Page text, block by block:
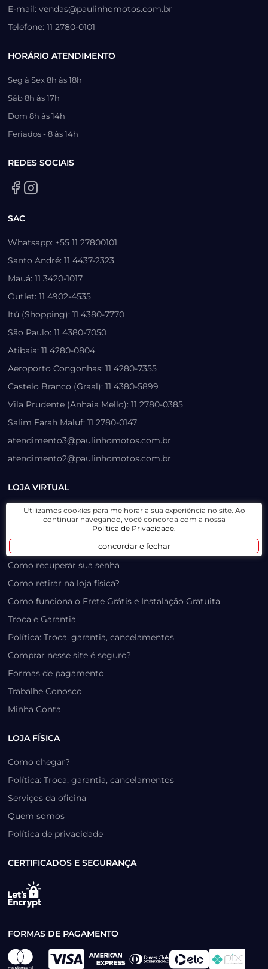
E-mail: vendas@paulinhomotos.com.br
Telefone: 11 2780-0101
HORÁRIO ATENDIMENTO
Seg à Sex 8h às 18h
Sáb 8h às 17h
Dom 8h às 14h
Feriados - 8 às 14h
REDES SOCIAIS
SAC
Whatsapp: +55 11 27800101
Santo André: 11 4437-2323
Mauá: 11 3420-1017
Outlet: 11 4902-4535
Itú (Shopping): 11 4380-7770
São Paulo: 11 4380-7050
Atibaia: 11 4280-0804
Aeroporto Congonhas: 11 4280-7355
Castelo Branco (Graal): 11 4380-5899
Vila Prudente (Anhaia Mello): 11 2780-0385
Salim Farah Maluf: 11 2780-0147
atendimento3@paulinhomotos.com.br
atendimento2@paulinhomotos.com.br
LOJA VIRTUAL
Lista de Desejos
Prazo, Rastreio e Transporte
Dúvidas Frequentes / Produtos Outlet
Como recuperar sua senha
Como retirar na loja física?
Como funciona o Frete Grátis e Instalação Gratuita
Troca e Garantia
Política: Troca, garantia, cancelamentos
Comprar nesse site é seguro?
Formas de pagamento
Trabalhe Conosco
Minha Conta
LOJA FÍSICA
Como chegar?
Política: Troca, garantia, cancelamentos
Serviços da oficina
Quem somos
Política de privacidade
CERTIFICADOS E SEGURANÇA
FORMAS DE PAGAMENTO
Utilizamos cookies para melhorar a sua experiência no site. Ao
continuar navegando, você concorda com a nossa
Política de Privacidade.
concordar e fechar